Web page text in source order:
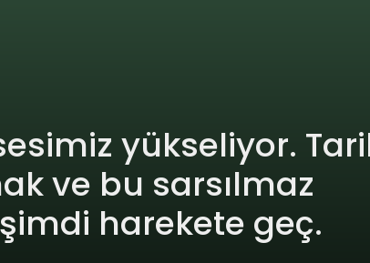
yükseliyor.
ve bu sarsılmaz
harekete geç.